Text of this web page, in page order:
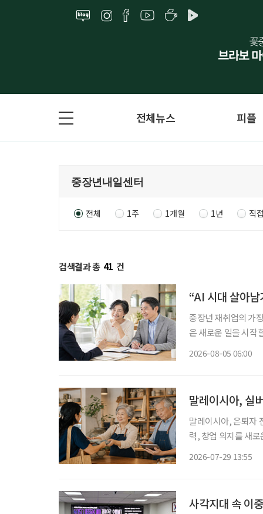
전체뉴스 피플
전체 1주 1개월 1년 직
검색결과 총 41 건
“AI 시대 살아
중장년 재취업의 가
은 새로운 일을 시작
2026-08-05 06:00
말레이시아, 실
말레이시아, 은퇴자 전용
력, 창업 의지를 새
2026-07-29 13:55
사각지대 속 이